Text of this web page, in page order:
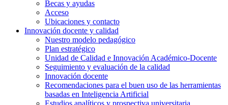
Becas y ayudas
Acceso
Ubicaciones y contacto
Innovación docente y calidad
Nuestro modelo pedagógico
Plan estratégico
Unidad de Calidad e Innovación Académico-Docente
Seguimiento y evaluación de la calidad
Innovación docente
Recomendaciones para el buen uso de las herramientas
basadas en Inteligencia Artificial
Estudios analíticos y prospectiva universitaria